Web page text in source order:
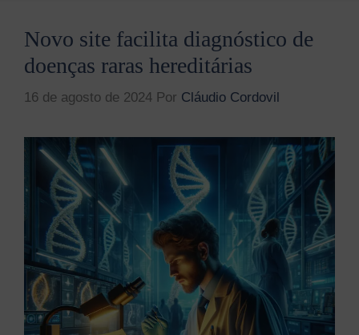
Novo site facilita diagnóstico de
doenças raras hereditárias
16 de agosto de 2024 Por Cláudio Cordovil